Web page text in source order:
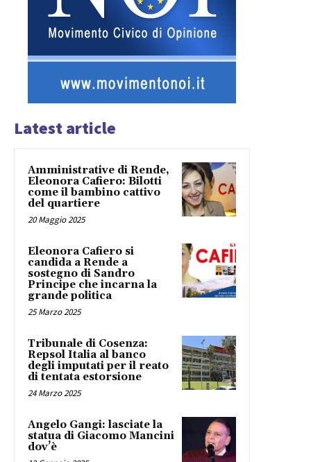
Latest article
Amministrative di Rende,
Eleonora Cafiero: Bilotti
come il bambino cattivo
del quartiere
20 Maggio 2025
Eleonora Cafiero si
candida a Rende a
sostegno di Sandro
Principe che incarna la
grande politica
25 Marzo 2025
Tribunale di Cosenza:
Repsol Italia al banco
degli imputati per il reato
di tentata estorsione
24 Marzo 2025
Angelo Gangi: lasciate la
statua di Giacomo Mancini
dov’è